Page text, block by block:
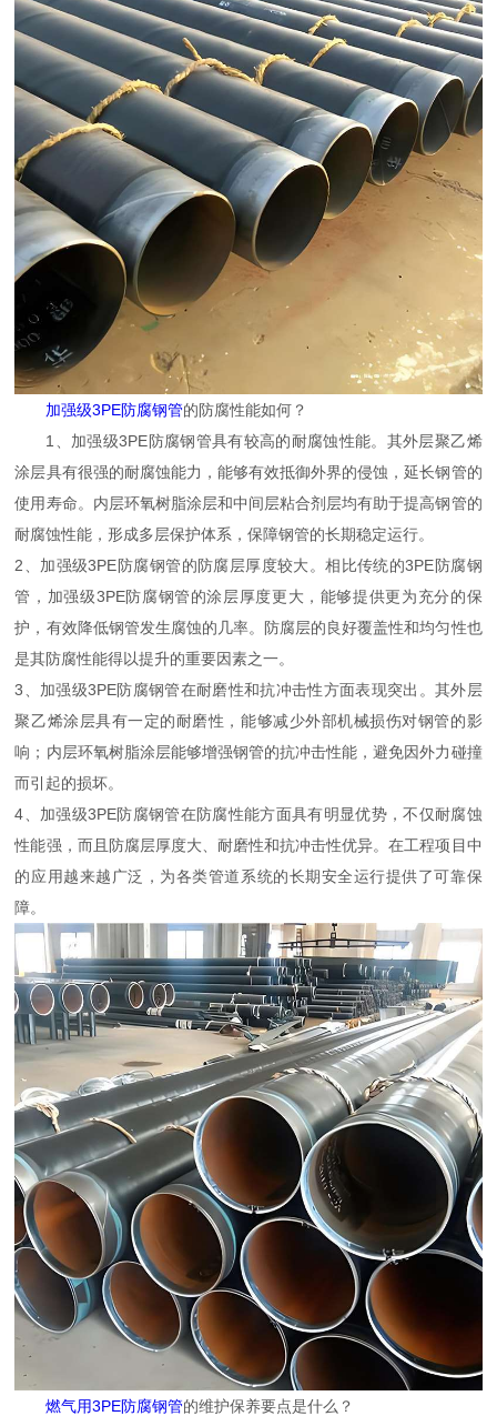
加强级3PE防腐钢管的防腐性能如何？
1、加强级3PE防腐钢管具有较高的耐腐蚀性能。其外层聚乙烯
涂层具有很强的耐腐蚀能力，能够有效抵御外界的侵蚀，延长钢管的
使用寿命。内层环氧树脂涂层和中间层粘合剂层均有助于提高钢管的
耐腐蚀性能，形成多层保护体系，保障钢管的长期稳定运行。
2、加强级3PE防腐钢管的防腐层厚度较大。相比传统的3PE防腐钢
管，加强级3PE防腐钢管的涂层厚度更大，能够提供更为充分的保
护，有效降低钢管发生腐蚀的几率。防腐层的良好覆盖性和均匀性也
是其防腐性能得以提升的重要因素之一。
3、加强级3PE防腐钢管在耐磨性和抗冲击性方面表现突出。其外层
聚乙烯涂层具有一定的耐磨性，能够减少外部机械损伤对钢管的影
响；内层环氧树脂涂层能够增强钢管的抗冲击性能，避免因外力碰撞
而引起的损坏。
4、加强级3PE防腐钢管在防腐性能方面具有明显优势，不仅耐腐蚀
性能强，而且防腐层厚度大、耐磨性和抗冲击性优异。在工程项目中
的应用越来越广泛，为各类管道系统的长期安全运行提供了可靠保
障。
燃气用3PE防腐钢管的维护保养要点是什么？